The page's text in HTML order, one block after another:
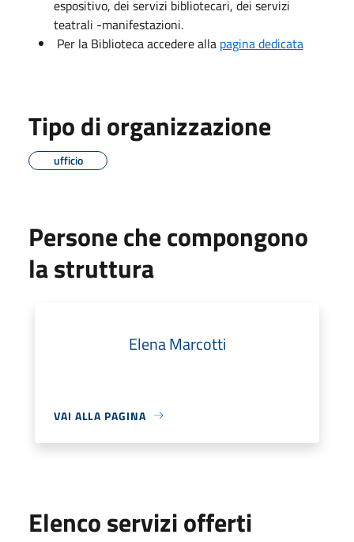
espositivo, dei servizi bibliotecari, dei servizi
teatrali -manifestazioni.
Per la Biblioteca accedere alla pagina dedicata
Tipo di organizzazione
ufficio
Persone che compongono
la struttura
Elena Marcotti
VAI ALLA PAGINA
Elenco servizi offerti